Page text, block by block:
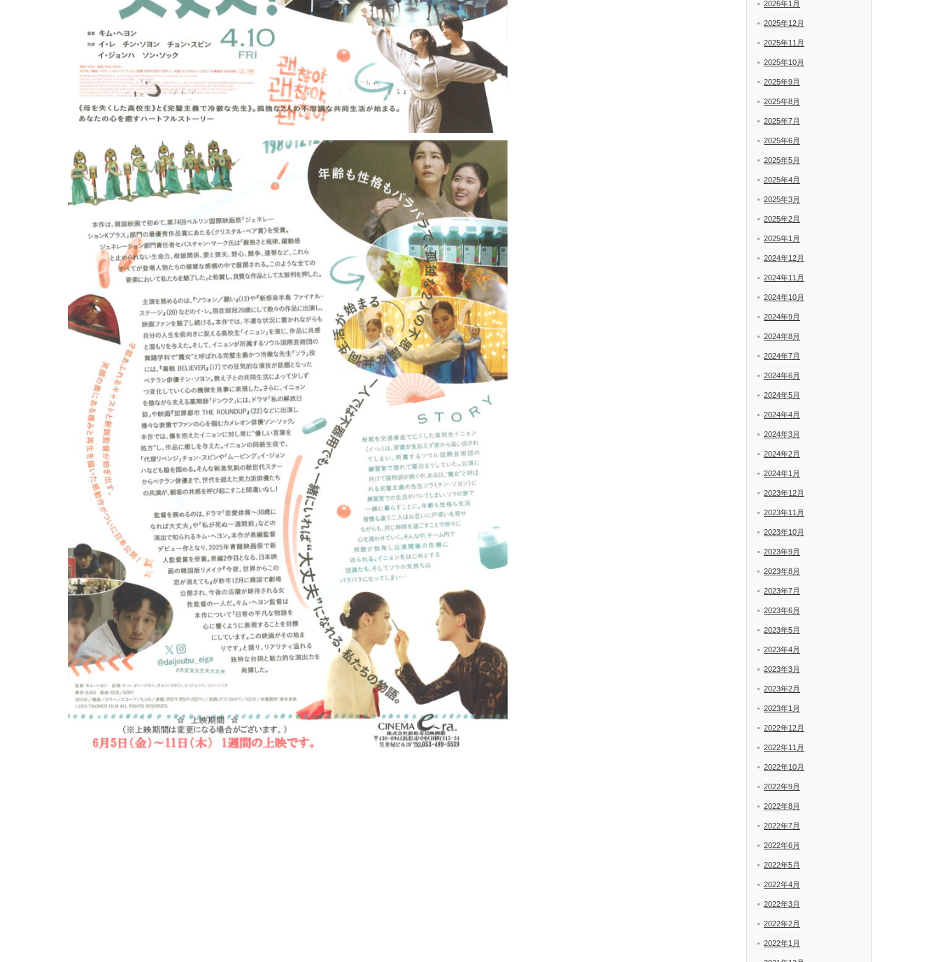
2026年1月
2025年12月
2025年11月
2025年10月
2025年9月
2025年8月
2025年7月
2025年6月
2025年5月
2025年4月
2025年3月
2025年2月
2025年1月
2024年12月
2024年11月
2024年10月
2024年9月
2024年8月
2024年7月
2024年6月
2024年5月
2024年4月
2024年3月
2024年2月
2024年1月
2023年12月
2023年11月
2023年10月
2023年9月
2023年8月
2023年7月
2023年6月
2023年5月
2023年4月
2023年3月
2023年2月
2023年1月
2022年12月
2022年11月
2022年10月
2022年9月
2022年8月
2022年7月
2022年6月
2022年5月
2022年4月
2022年3月
2022年2月
2022年1月